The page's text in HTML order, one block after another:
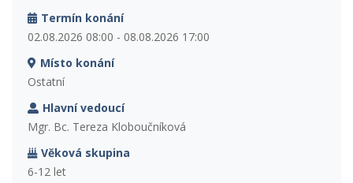
Termín konání
02.08.2026 08:00 - 08.08.2026 17:00
Místo konání
Ostatní
Hlavní vedoucí
Mgr. Bc. Tereza Kloboučníková
Věková skupina
6-12 let